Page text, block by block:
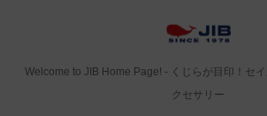
Welcome to JIB Home Page! ‐ くじらが目印！セ
クセサリー